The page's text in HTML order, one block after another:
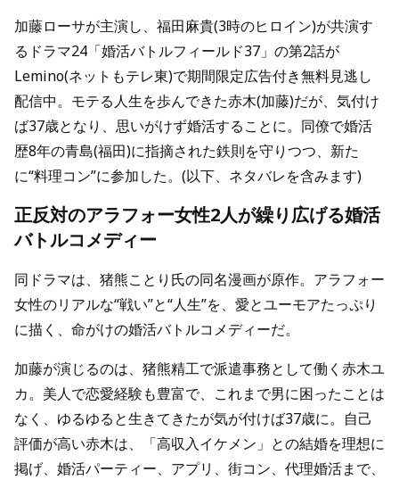
加藤ローサが主演し、福田麻貴(3時のヒロイン)が共演す
るドラマ24「婚活バトルフィールド37」の第2話が
Lemino(ネットもテレ東)で期間限定広告付き無料見逃し
配信中。モテる人生を歩んできた赤木(加藤)だが、気付け
ば37歳となり、思いがけず婚活することに。同僚で婚活
歴8年の青島(福田)に指摘された鉄則を守りつつ、新た
に“料理コン”に参加した。(以下、ネタバレを含みます)
正反対のアラフォー女性2人が繰り広げる婚活
バトルコメディー
同ドラマは、猪熊ことり氏の同名漫画が原作。アラフォー
女性のリアルな“戦い”と“人生”を、愛とユーモアたっぷり
に描く、命がけの婚活バトルコメディーだ。
加藤が演じるのは、猪熊精工で派遣事務として働く赤木ユ
カ。美人で恋愛経験も豊富で、これまで男に困ったことは
なく、ゆるゆると生きてきたが気が付けば37歳に。自己
評価が高い赤木は、「高収入イケメン」との結婚を理想に
掲げ、婚活パーティー、アプリ、街コン、代理婚活まで、